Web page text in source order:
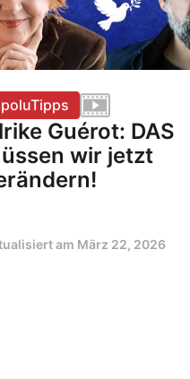
Guérot: DAS
wir jetzt
am März 22, 2026